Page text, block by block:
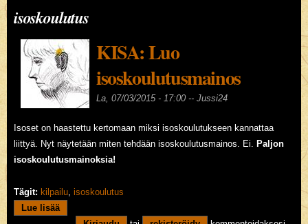
isoskoulutus
KISA: Luo
isoskoulutusmainos
La, 07/03/2015 - 17:00 -- Jussi24
Isoset on haastettu kertomaan miksi isoskoulutukseen kannattaa
liittyä. Nyt näytetään miten tehdään isoskoulutusmainos. Ei. Paljon
isoskoulutusmainoksia!
Tägit: kilpailu, isoskoulutus
Lue lisääabout KISA: Luo isoskoulutusmainos